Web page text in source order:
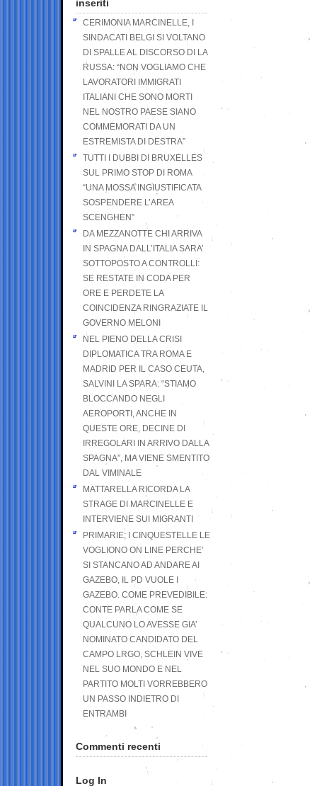
inseriti
CERIMONIA MARCINELLE, I
SINDACATI BELGI SI VOLTANO
DI SPALLE AL DISCORSO DI LA
RUSSA: “NON VOGLIAMO CHE
LAVORATORI IMMIGRATI
ITALIANI CHE SONO MORTI
NEL NOSTRO PAESE SIANO
COMMEMORATI DA UN
ESTREMISTA DI DESTRA”
TUTTI I DUBBI DI BRUXELLES
SUL PRIMO STOP DI ROMA
“UNA MOSSA INGIUSTIFICATA
SOSPENDERE L’AREA
SCENGHEN”
DA MEZZANOTTE CHI ARRIVA
IN SPAGNA DALL’ITALIA SARA’
SOTTOPOSTO A CONTROLLI:
SE RESTATE IN CODA PER
ORE E PERDETE LA
COINCIDENZA RINGRAZIATE IL
GOVERNO MELONI
NEL PIENO DELLA CRISI
DIPLOMATICA TRA ROMA E
MADRID PER IL CASO CEUTA,
SALVINI LA SPARA: “STIAMO
BLOCCANDO NEGLI
AEROPORTI, ANCHE IN
QUESTE ORE, DECINE DI
IRREGOLARI IN ARRIVO DALLA
SPAGNA”, MA VIENE SMENTITO
DAL VIMINALE
MATTARELLA RICORDA LA
STRAGE DI MARCINELLE E
INTERVIENE SUI MIGRANTI
PRIMARIE; I CINQUESTELLE LE
VOGLIONO ON LINE PERCHE’
SI STANCANO AD ANDARE AI
GAZEBO, IL PD VUOLE I
GAZEBO. COME PREVEDIBILE:
CONTE PARLA COME SE
QUALCUNO LO AVESSE GIA’
NOMINATO CANDIDATO DEL
CAMPO LRGO, SCHLEIN VIVE
NEL SUO MONDO E NEL
PARTITO MOLTI VORREBBERO
UN PASSO INDIETRO DI
ENTRAMBI
Commenti recenti
Log In